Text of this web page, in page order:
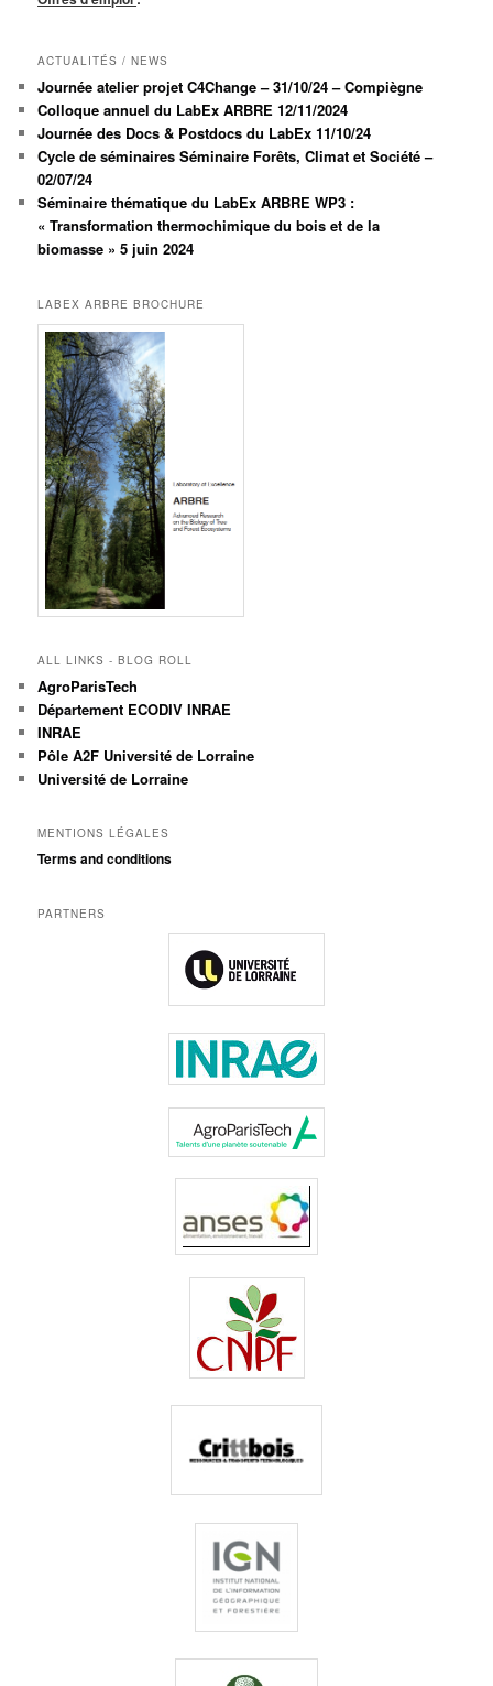
ACTUALITÉS / NEWS
Journée atelier projet C4Change – 31/10/24 – Compiègne
Colloque annuel du LabEx ARBRE 12/11/2024
Journée des Docs & Postdocs du LabEx 11/10/24
Cycle de séminaires Séminaire Forêts, Climat et Société –
02/07/24
Séminaire thématique du LabEx ARBRE WP3 :
« Transformation thermochimique du bois et de la
biomasse » 5 juin 2024
LABEX ARBRE BROCHURE
ALL LINKS - BLOG ROLL
AgroParisTech
Département ECODIV INRAE
INRAE
Pôle A2F Université de Lorraine
Université de Lorraine
MENTIONS LÉGALES
Terms and conditions
PARTNERS